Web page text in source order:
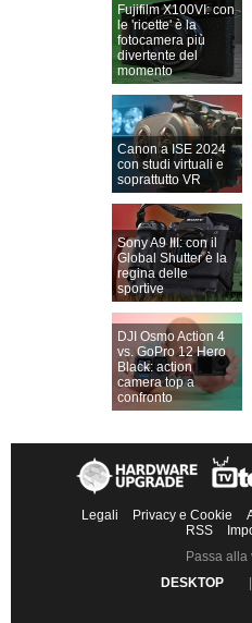
Fujifilm X100VI: con
le 'ricette' è la
fotocamera più
divertente del
momento
Canon a ISE 2024
con studi virtuali e
soprattutto VR
Sony A9 III: con il
Global Shutter è la
regina delle
sportive
DJI Osmo Action 4
vs. GoPro 12 Hero
Black: action
camera top a
confronto
Legali Privacy e Cookie
RSS
Passa alla
DESKTOP